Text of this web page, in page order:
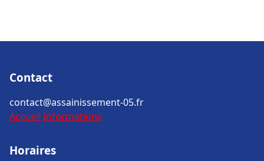
Contact
contact@assainissement-05.fr
Accueil Informations
Horaires